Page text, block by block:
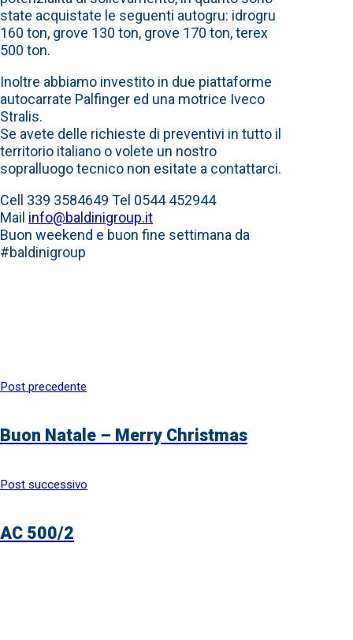
state acquistate le seguenti autogru: idrogru
160 ton, grove 130 ton, grove 170 ton, terex
500 ton.
Inoltre abbiamo investito in due piattaforme
autocarrate Palfinger ed una motrice Iveco
Stralis.
Se avete delle richieste di preventivi in tutto il
territorio italiano o volete un nostro
sopralluogo tecnico non esitate a contattarci.
Cell 339 3584649 Tel 0544 452944
Mail info@baldinigroup.it
Buon weekend e buon fine settimana da
#baldinigroup
Post precedente
Buon Natale – Merry Christmas
Post successivo
AC 500/2